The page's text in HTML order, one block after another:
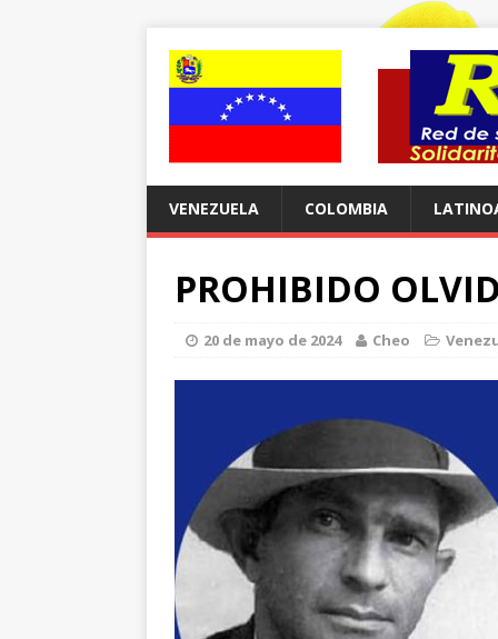
VENEZUELA COLOMBIA
PROHIBIDO
20 de mayo de 2024 Cheo